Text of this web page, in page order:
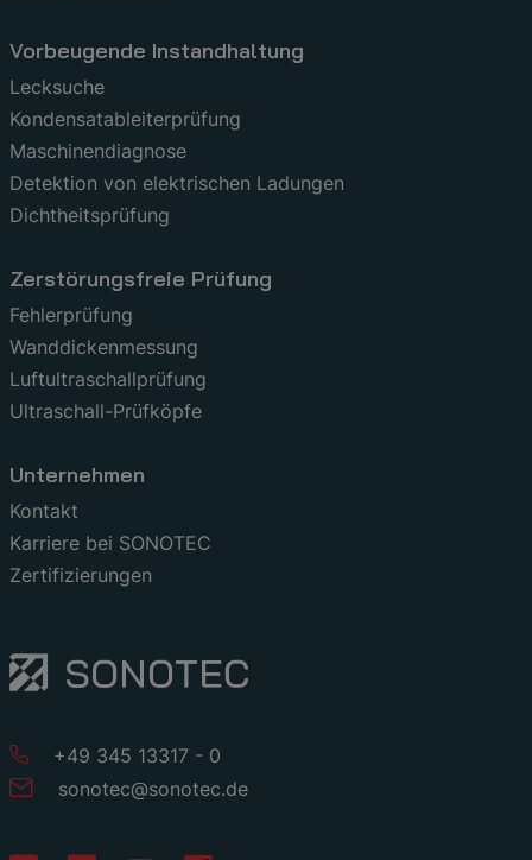
Vorbeugende Instandhaltung
Lecksuche
Kondensatableiterprüfung
Maschinendiagnose
Detektion von elektrischen Ladungen
Dichtheitsprüfung
Zerstörungsfreie Prüfung
Fehlerprüfung
Wanddickenmessung
Luftultraschallprüfung
Ultraschall-Prüfköpfe
Unternehmen
Kontakt
Karriere bei SONOTEC
Zertifizierungen
+49 345 13317 - 0
sonotec@sonotec.de